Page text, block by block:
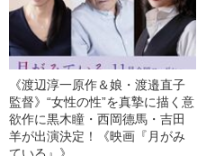
《渡辺淳一原作＆娘・渡邉直子
監督》“女性の性”を真摯に描く意
欲作に黒木瞳・西岡德馬・吉田
羊が出演決定！《映画『月がみ
ている』》